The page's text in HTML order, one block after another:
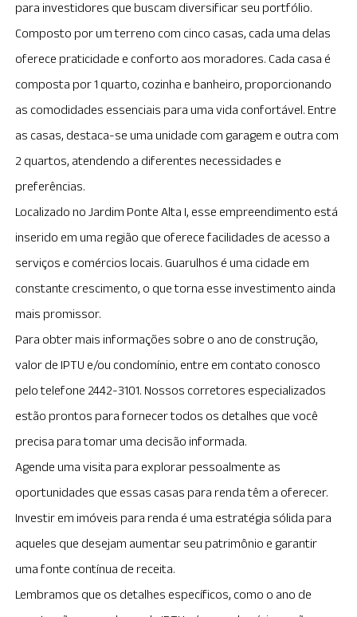
para investidores que buscam diversificar seu portfólio.
Composto por um terreno com cinco casas, cada uma delas
oferece praticidade e conforto aos moradores. Cada casa é
composta por 1 quarto, cozinha e banheiro, proporcionando
as comodidades essenciais para uma vida confortável. Entre
as casas, destaca-se uma unidade com garagem e outra com
2 quartos, atendendo a diferentes necessidades e
preferências.
Localizado no Jardim Ponte Alta I, esse empreendimento está
inserido em uma região que oferece facilidades de acesso a
serviços e comércios locais. Guarulhos é uma cidade em
constante crescimento, o que torna esse investimento ainda
mais promissor.
Para obter mais informações sobre o ano de construção,
valor de IPTU e/ou condomínio, entre em contato conosco
pelo telefone 2442-3101. Nossos corretores especializados
estão prontos para fornecer todos os detalhes que você
precisa para tomar uma decisão informada.
Agende uma visita para explorar pessoalmente as
oportunidades que essas casas para renda têm a oferecer.
Investir em imóveis para renda é uma estratégia sólida para
aqueles que desejam aumentar seu patrimônio e garantir
uma fonte contínua de receita.
Lembramos que os detalhes específicos, como o ano de